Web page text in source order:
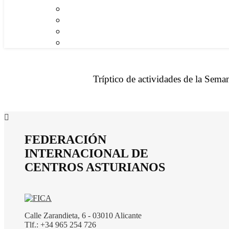
Tríptico de actividades de la
FEDERACIÓN
INTERNACIONAL DE
CENTROS ASTURIANOS
Calle Zarandieta, 6 - 03010 Alicante
Tlf.: +34 965 254 726